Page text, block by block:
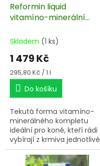
Reformin liquid
vitamíno-minerální
Skladem (1 ks)
1 479 Kč
Měrná
cena:
295,80 Kč / 1 l
Do košíku
Tekutá forma vitamíno-
minerálného kompletu
ideální pro koně, kteří rádi
vybírají z krmiva jednotlivé
složky.